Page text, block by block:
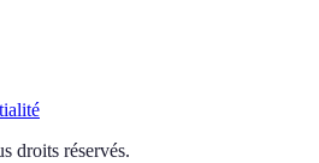
droits réservés.